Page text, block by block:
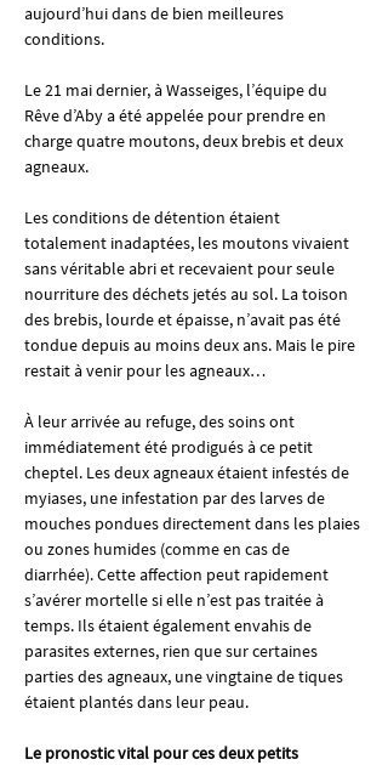
aujourd’hui dans de bien meilleures
conditions.
Le 21 mai dernier, à Wasseiges, l’équipe du
Rêve d’Aby a été appelée pour prendre en
charge quatre moutons, deux brebis et deux
agneaux.
Les conditions de détention étaient
totalement inadaptées, les moutons vivaient
sans véritable abri et recevaient pour seule
nourriture des déchets jetés au sol. La toison
des brebis, lourde et épaisse, n’avait pas été
tondue depuis au moins deux ans. Mais le pire
restait à venir pour les agneaux…
À leur arrivée au refuge, des soins ont
immédiatement été prodigués à ce petit
cheptel. Les deux agneaux étaient infestés de
myiases, une infestation par des larves de
mouches pondues directement dans les plaies
ou zones humides (comme en cas de
diarrhée). Cette affection peut rapidement
s’avérer mortelle si elle n’est pas traitée à
temps. Ils étaient également envahis de
parasites externes, rien que sur certaines
parties des agneaux, une vingtaine de tiques
étaient plantés dans leur peau.
Le pronostic vital pour ces deux petits